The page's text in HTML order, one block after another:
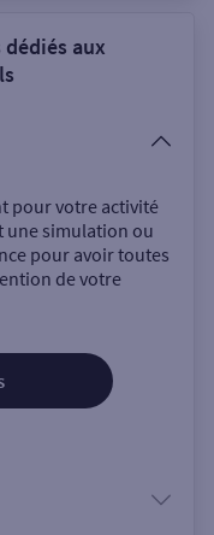
aux
pour votre activité
une simulation ou
pour avoir toutes
de votre